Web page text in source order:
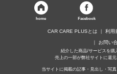
home Facebook
CAR CARE PLUSとは 利用
お問い
紹介した商品/サービスを購
売上の一部が弊社サイトに還元
当サイトに掲載の記事・見出し・写